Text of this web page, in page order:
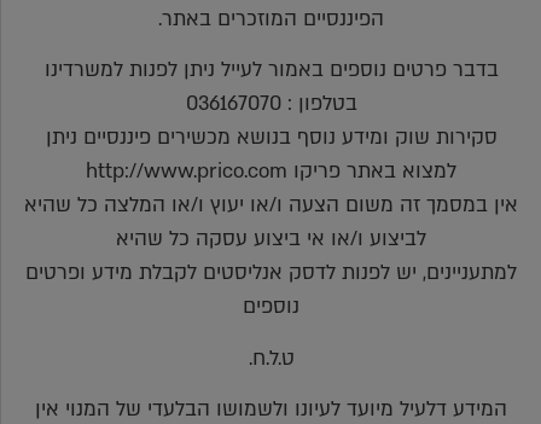
הפיננסיים המוזכרים באתר.
בדבר פרטים נוספים באמור לעייל ניתן לפנות למשרדינו
בטלפון : 036167070
סקירות שוק ומידע נוסף בנושא מכשירים פיננסיים ניתן
למצוא באתר פריקו http://www.prico.com
אין במסמך זה משום הצעה ו/או יעוץ ו/או המלצה כל שהיא
לביצוע ו/או אי ביצוע עסקה כל שהיא
למתעניינים, יש לפנות לדסק אנליסטים לקבלת מידע ופרטים
נוספים
ט.ל.ח.
המידע דלעיל מיועד לעיונו ולשמושו הבלעדי של המנוי אין